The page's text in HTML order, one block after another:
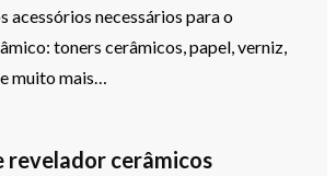
acessórios necessários para o
toners cerâmicos, papel, verniz,
muito mais…
revelador cerâmicos